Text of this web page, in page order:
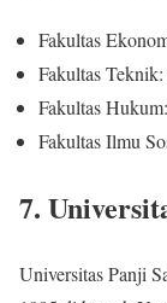
Fakultas
Fakultas
Fakultas
Fakultas Ilmu
7.
Universitas Panji